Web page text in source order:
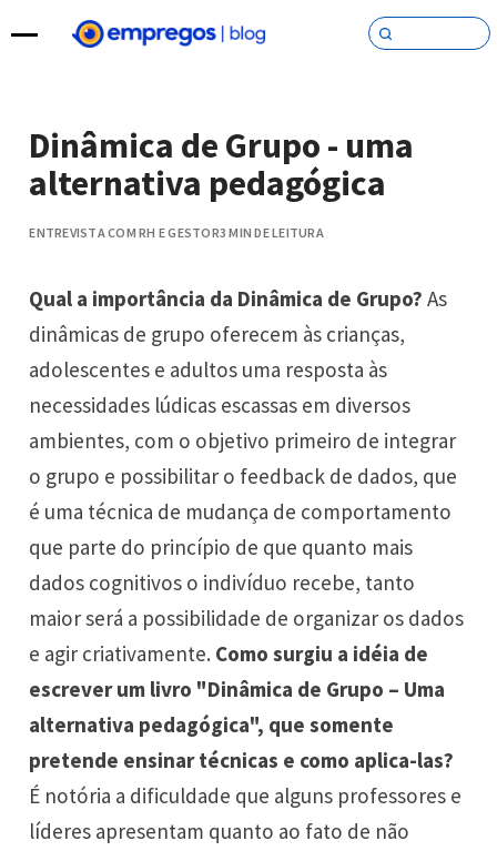
Pular para o conteúdo
Dinâmica de Grupo - uma
alternativa pedagógica
ENTREVISTA COM RH E GESTOR3 MIN DE LEITURA
Qual a importância da Dinâmica de Grupo?As
dinâmicas de grupo oferecem às crianças,
adolescentes e adultos uma resposta às
necessidades lúdicas escassas em diversos
ambientes, com o objetivo primeiro de integrar
o grupo e possibilitar o feedback de dados, que
é uma técnica de mudança de comportamento
que parte do princípio de que quanto mais
dados cognitivos o indivíduo recebe, tanto
maior será a possibilidade de organizar os dados
e agir criativamente. Como surgiu a idéia de
escrever um livro "Dinâmica de Grupo – Uma
alternativa pedagógica", que somente
pretende ensinar técnicas e como aplica-las?
É notória a dificuldade que alguns professores e
líderes apresentam quanto ao fato de não